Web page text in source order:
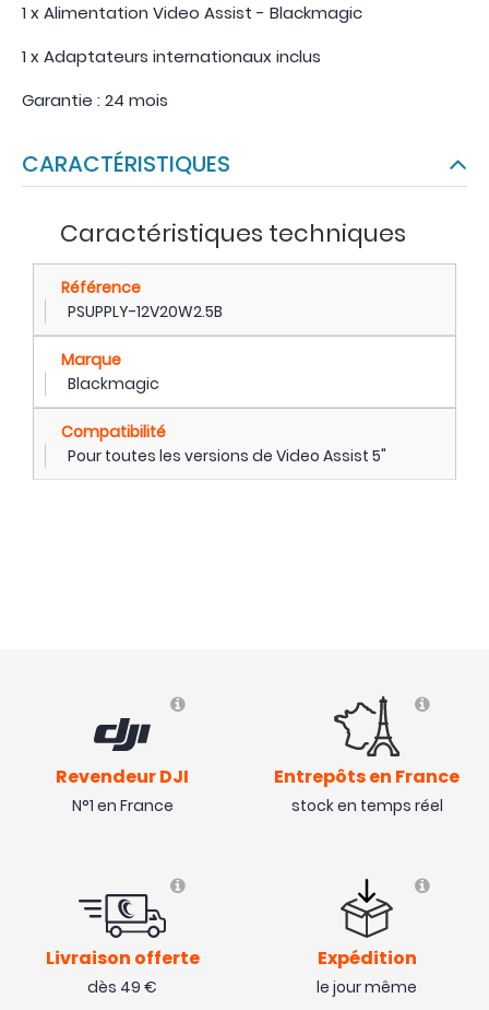
1 x Alimentation Video Assist - Blackmagic
1 x Adaptateurs internationaux inclus
Garantie : 24 mois
CARACTÉRISTIQUES
Caractéristiques techniques
Référence
PSUPPLY-12V20W2.5B
Marque
Blackmagic
Compatibilité
Pour toutes les versions de Video Assist 5"
Revendeur DJI
N°1 en France
Entrepôts en France
stock en temps réel
Livraison offerte
dès 49 €
Expédition
le jour même